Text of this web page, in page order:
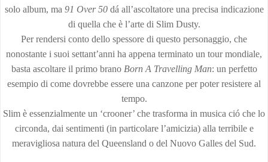
solo album, ma 91 Over 50dá all’ascoltatore una precisa indicazione
di quella che è l’arte di Slim Dusty.
Per rendersi conto dello spessore di questo personaggio, che
nonostante i suoi settant’anni ha appena terminato un tour mondiale,
basta ascoltare il primo brano Born A Travelling Man: un perfetto
esempio di come dovrebbe essere una canzone per poter resistere al
tempo.
Slim è essenzialmente un ‘crooner’ che trasforma in musica ció che lo
circonda, dai sentimenti (in particolare l’amicizia) alla terribile e
meravigliosa natura del Queensland o del Nuovo Galles del Sud.